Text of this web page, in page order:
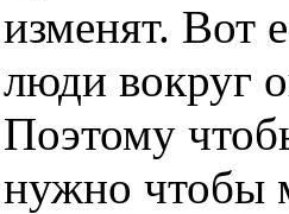
изменят. Вот
люди вокруг
Поэтому
нужно чтобы